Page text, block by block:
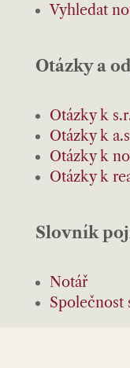
Vyhledat
Otázky a
Otázky k
Otázky k
Otázky k
Otázky k
Slovník
Notář
Společnost